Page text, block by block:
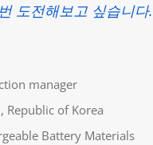
도전해보고 싶습니다
manager
Republic of Korea
Battery Materials